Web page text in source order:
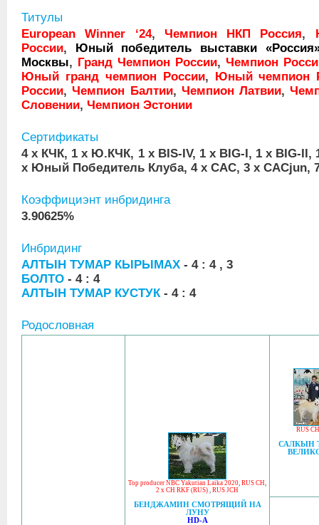
Титулы
European Winner ‘24, Чемпион НКП Россия,
России, Юный победитель выставки
Москвы, Гранд Чемпион России, Чемпион
Юный гранд чемпион России, Юный чемпион
России,Чемпион Балтии, Чемпион Латвии,
Словении, Чемпион Эстонии
Сертификаты
4 x КЧК, 1 x Ю.КЧК, 1 x BIS-IV, 1 x BIG-I, 1 x BIG-II,
x Юный Победитель Клуба, 4 x CAC, 3 x CACjun,
Коэффициэнт инбридинга
3.90625%
Инбридинг
АЛТЫН ТУМАР КЫРЫМАХ - 4 : 4 , 3
БОЛТО - 4 : 4
АЛТЫН ТУМАР КУСТУК- 4 : 4
Родословная
Top producer NBC Yakutian Laika 2020, RUS CH,
2 x CH RKF (RUS) , RUS JCH
БЕНДЖАМИН СМОТРЯЩИЙ НА
ЛУНУ
HD-A
RUS CH
САЛКЫН